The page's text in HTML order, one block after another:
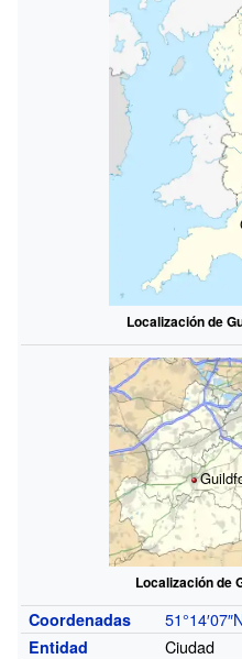
Localización de
Localización de
Coordenadas
Entidad
Ciudad